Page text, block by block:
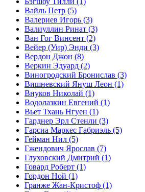
Вайль Петр (5)
Валериев Игорь (3)
Валиуллин Ринат (3)
Ван Гог Винсент (2)
Вейер (Уир) Энди (3)
Вердон Джон (8)
Веркин Эдуард (2)
Виногродский Бронислав (3)
Вишневский Януш Леон (1)
Внуков Николай (1)
Водолазкин Евгений (1)
Вьет Тхань Нгуен (1)
Гарднер Эрл Стенли (3)
Гарсиа Маркес Габриэль (5)
Гейман Нил (5)
Гжендович Ярослав (7)
Глуховский Дмитрий (1)
Говард Роберт (1)
Гордон Ной (1)
Гранже Жан-Кристоф (1)